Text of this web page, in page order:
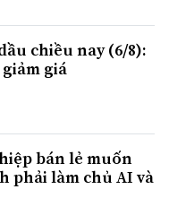
chiều nay (6/8):
giá
bán lẻ muốn
phải làm chủ AI và